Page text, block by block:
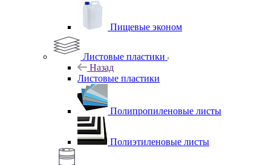
Пищевые эконом
Листовые пластики
Назад
Листовые пластики
Полипропиленовые листы
Полиэтиленовые листы